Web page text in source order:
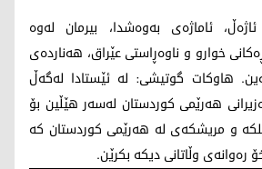
ئاماژەی بەوەشدا، بیرمان لەوە
خوارو و ناوەڕاستی عێراق، هەناردەی
هاوکات گوتیشی: لە ئێستادا لەگەڵ
هەرێمی کوردستان لەسەر هێڵین بۆ
و مریشکەی لە هەرێمی کوردستان کە
رەوانەی وڵاتانی دیکە بکرێن.